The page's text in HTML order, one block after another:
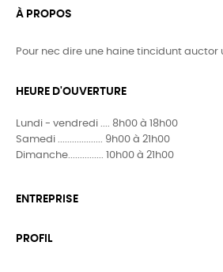
À PROPOS
Pour nec dire une haine tincidunt auctor
HEURE D'OUVERTURE
Lundi - vendredi .... 8h00 à 18h00
Samedi ................... 9h00 à 21h00
Dimanche............... 10h00 à 21h00
ENTREPRISE
PROFIL